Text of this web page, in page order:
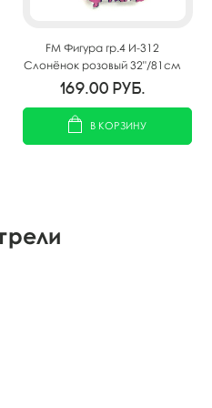
FM Фигура гр.4 И-312
Слонёнок розовый 32"/81см
169.00 руб.
В КОРЗИНУ